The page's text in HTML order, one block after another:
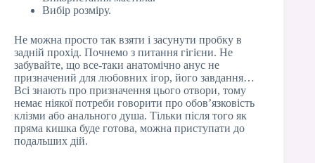
Вибір розміру.
Не можна просто так взяти і засунути пробку в
задній прохід. Почнемо з питання гігієни. Не
забувайте, що все-таки анатомічно анус не
призначений для любовних ігор, його завдання…
Всі знають про призначення цього отвори, тому
немає ніякої потреби говорити про обов’язковість
клізми або анального душа. Тільки після того як
пряма кишка буде готова, можна приступати до
подальших дій.